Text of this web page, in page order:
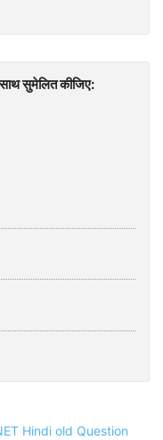
सुमेलित कीजिए:
Hindi old Question